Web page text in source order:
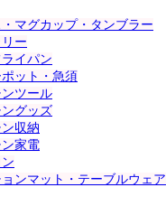
マグカップ・タンブラー
ー
イパン
ット・急須
ツール
グッズ
収納
家電
ンマット・テーブルウェア